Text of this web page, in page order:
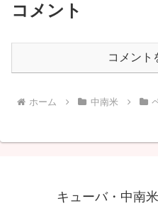
コメント
コメント
ホーム 中南米
キューバ・中南